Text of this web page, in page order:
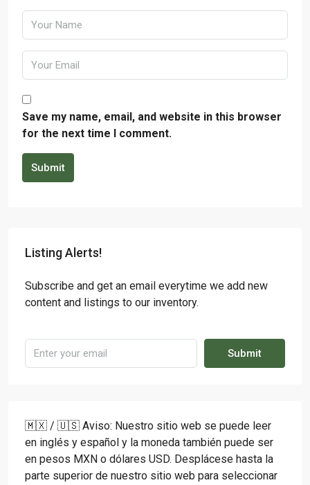
Save my name, email, and website in this browser
for the next time I comment.
Submit
Listing Alerts!
Subscribe and get an email everytime we add new
content and listings to our inventory.
Submit
🇲🇽 / 🇺🇸 Aviso: Nuestro sitio web se puede leer
en inglés y español y la moneda también puede ser
en pesos MXN o dólares USD. Desplácese hasta la
parte superior de nuestro sitio web para seleccionar